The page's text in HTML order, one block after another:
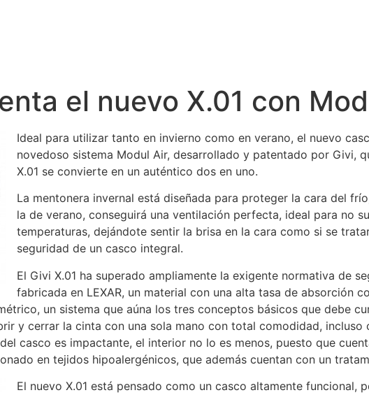
el nuevo X.01 con
Ideal para utilizar tanto en invierno como en verano, el nuevo
novedoso sistema Modul Air, desarrollado y patentado por Givi,
X.01 se convierte en un auténtico dos en uno.
La mentonera invernal está diseñada para proteger la cara del
la de verano, conseguirá una ventilación perfecta, ideal para no
temperaturas, dejándote sentir la brisa en la cara como si se
seguridad de un casco integral.
El Givi X.01 ha superado ampliamente la exigente normativa de
fabricada en LEXAR, un material con una alta tasa de absorción
un sistema que aúna los tres conceptos básicos que debe
y cerrar la cinta con una sola mano con total comodidad, incluso
casco es impactante, el interior no lo es menos, puesto que
en tejidos hipoalergénicos, que además cuentan con un
El nuevo X.01 está pensado como un casco altamente